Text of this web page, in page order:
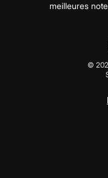
meilleures
©